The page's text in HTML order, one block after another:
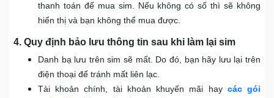
thanh toán để mua sim. Nếu không có số thì sẽ không
hiển thị và bạn không thể mua được.
4. Quy định bảo lưu thông tin sau khi làm lại sim
Danh bạ lưu trên sim sẽ mất. Do đó, bạn hãy lưu lại trên
điện thoại để tránh mất liên lạc.
Tài khoản chính, tài khoản khuyến mãi hay các gói